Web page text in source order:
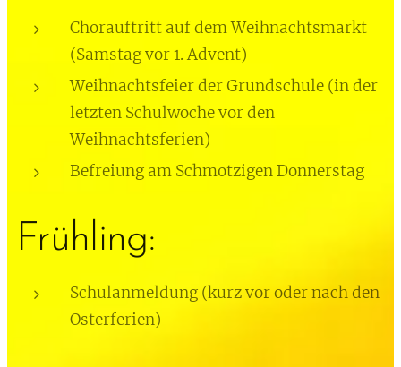
Chorauftritt auf dem Weihnachtsmarkt
(Samstag vor 1. Advent)
Weihnachtsfeier der Grundschule (in der
letzten Schulwoche vor den
Weihnachtsferien)
Befreiung am Schmotzigen Donnerstag
Frühling:
Schulanmeldung (kurz vor oder nach den
Osterferien)